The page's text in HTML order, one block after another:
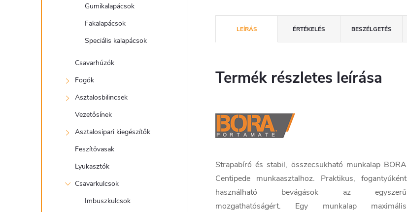
Gumikalapácsok
Fakalapácsok
Speciális kalapácsok
Csavarhúzók
Fogók
Asztalosbilincsek
Vezetősínek
Asztalosipari kiegészítők
Feszítővasak
Lyukasztók
Csavarkulcsok
Imbuszkulcsok
LEÍRÁS ÉRTÉKELÉS BESZÉLGETÉS
Termék részletes leírása
Strapabíró és stabil, összecsukható munkalap BORA
Centipede munkaasztalhoz. Praktikus, fogantyúként
használható bevágások az egyszerű
mozgathatóságért. Egy munkalap maximális